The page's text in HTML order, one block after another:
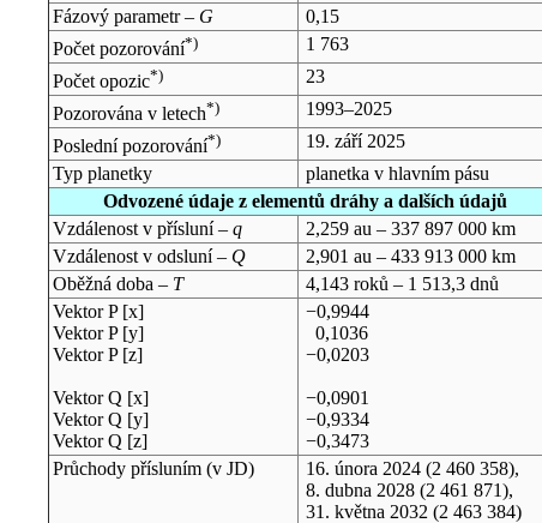
Fázový parametr – G
0,15
Počet pozorování*)
1 763
Počet opozic*)
23
Pozorována v letech*)
1993–2025
Poslední pozorování*)
19. září 2025
Typ planetky
planetka v hlavním pásu
Odvozené údaje z elementů dráhy a dalších údajů
Vzdálenost v přísluní – q
2,259 au – 337 897 000 km
Vzdálenost v odsluní – Q
2,901 au – 433 913 000 km
Oběžná doba – T
4,143 roků – 1 513,3 dnů
Vektor P [x]
Vektor P [y]
Vektor P [z]
Vektor Q [x]
Vektor Q [y]
Vektor Q [z]
−0,9944
0,1036
−0,0203
−0,0901
−0,9334
−0,3473
Průchody přísluním (v JD) 16. února 2024(2 460 358),
8. dubna 2028(2 461 871),
31. května 2032 (2 463 384)